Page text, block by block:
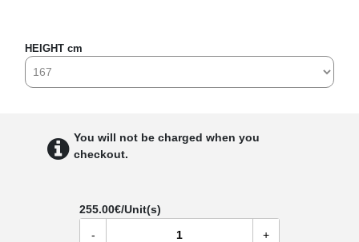
HEIGHT cm
You will not be charged when you
checkout.
255.00€/Unit(s)
- +